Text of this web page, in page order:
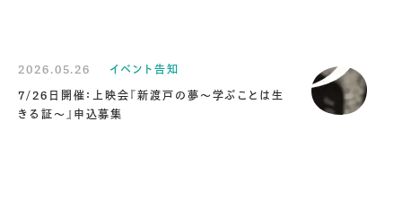
2026.05.26
イベント告知
7/26日開催：上映会『新渡戸の夢～学ぶことは生
きる証～』申込募集